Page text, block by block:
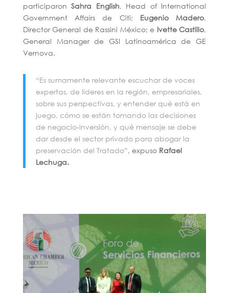
participaronSahra English, Head of International
Government Affairs de Citi; Eugenio Madero,
Director General de Rassini México; e Ivette Castillo,
General Manager de GSI Latinoamérica de GE
Vernova.
“Es sumamente relevante escuchar de voces
expertas, de líderes en la región, empresariales,
sobre sus perspectivas, y entender qué está en
juego, cómo se están tomando las decisiones
de negocio-inversión, y qué mensaje se debe
dar desde el sector privado para abogar la
preservación del Tratado”, expuso Rafael
Lechuga.